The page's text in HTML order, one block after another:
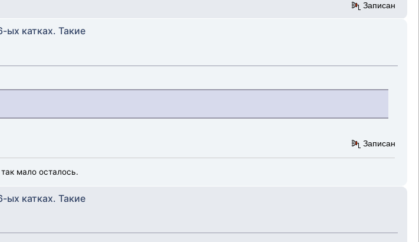
Записан
ых катках. Такие
Записан
мало осталось.
ых катках. Такие